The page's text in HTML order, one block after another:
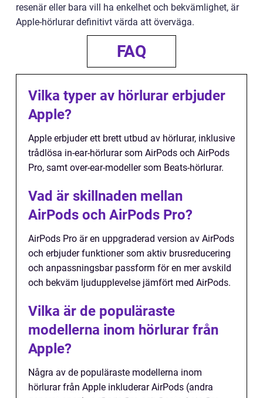
resenär eller bara vill ha enkelhet och bekvämlighet, är
Apple-hörlurar definitivt värda att överväga.
FAQ
Vilka typer av hörlurar erbjuder
Apple?
Apple erbjuder ett brett utbud av hörlurar, inklusive
trådlösa in-ear-hörlurar som AirPods och AirPods
Pro, samt over-ear-modeller som Beats-hörlurar.
Vad är skillnaden mellan
AirPods och AirPods Pro?
AirPods Pro är en uppgraderad version av AirPods
och erbjuder funktioner som aktiv brusreducering
och anpassningsbar passform för en mer avskild
och bekväm ljudupplevelse jämfört med AirPods.
Vilka är de populäraste
modellerna inom hörlurar från
Apple?
Några av de populäraste modellerna inom
hörlurar från Apple inkluderar AirPods (andra